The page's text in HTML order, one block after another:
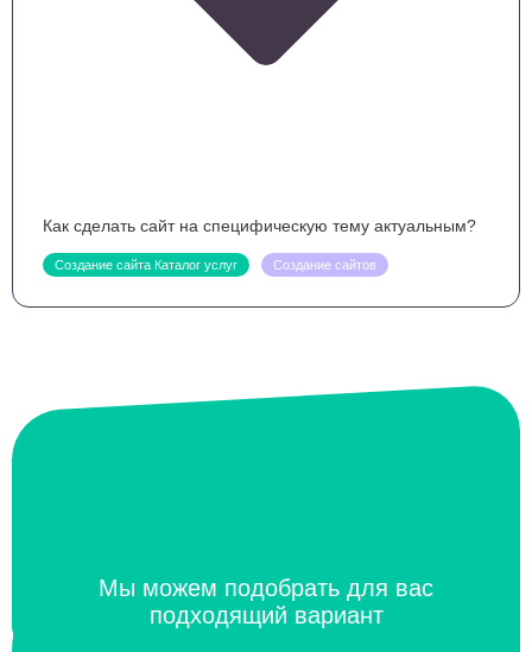
Как сделать сайт на специфическую тему актуальным?
Создание сайта Каталог услуг Создание сайтов
Мы можем подобрать для вас
подходящий вариант